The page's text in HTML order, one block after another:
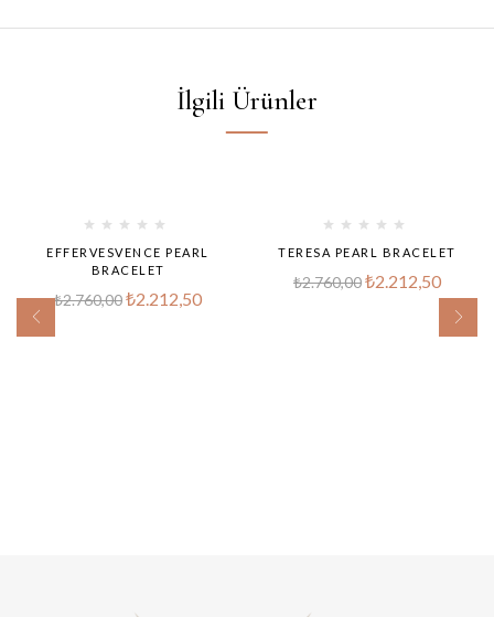
İlgili Ürünler
EFFERVESVENCE PEARL
BRACELET
₺2.760,00₺2.212,50
TERESA PEARL BRACELET
₺2.760,00₺2.212,50